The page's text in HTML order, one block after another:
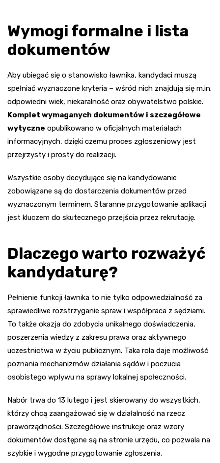
Wymogi formalne i lista
dokumentów
Aby ubiegać się o stanowisko ławnika, kandydaci muszą
spełniać wyznaczone kryteria – wśród nich znajdują się m.in.
odpowiedni wiek, niekaralność oraz obywatelstwo polskie.
Komplet wymaganych dokumentów i szczegółowe
wytyczne opublikowano w oficjalnych materiałach
informacyjnych, dzięki czemu proces zgłoszeniowy jest
przejrzysty i prosty do realizacji.
Wszystkie osoby decydujące się na kandydowanie
zobowiązane są do dostarczenia dokumentów przed
wyznaczonym terminem. Staranne przygotowanie aplikacji
jest kluczem do skutecznego przejścia przez rekrutację.
Dlaczego warto rozważyć
kandydaturę?
Pełnienie funkcji ławnika to nie tylko odpowiedzialność za
sprawiedliwe rozstrzyganie spraw i współpraca z sędziami.
To także okazja do zdobycia unikalnego doświadczenia,
poszerzenia wiedzy z zakresu prawa oraz aktywnego
uczestnictwa w życiu publicznym. Taka rola daje możliwość
poznania mechanizmów działania sądów i poczucia
osobistego wpływu na sprawy lokalnej społeczności.
Nabór trwa do 13 lutego i jest skierowany do wszystkich,
którzy chcą zaangażować się w działalność na rzecz
praworządności. Szczegółowe instrukcje oraz wzory
dokumentów dostępne są na stronie urzędu, co pozwala na
szybkie i wygodne przygotowanie zgłoszenia.